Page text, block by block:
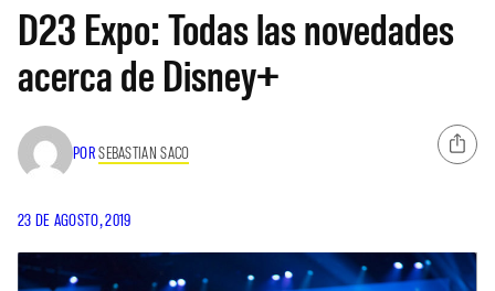
D23 Expo: Todas las novedades
acerca de Disney+
PORSEBASTIAN SACO
23 DE AGOSTO, 2019